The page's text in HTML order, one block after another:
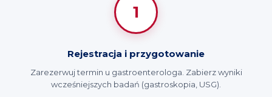
1
Rejestracja i przygotowanie
Zarezerwuj termin u gastroenterologa. Zabierz wyniki
wcześniejszych badań (gastroskopia, USG).